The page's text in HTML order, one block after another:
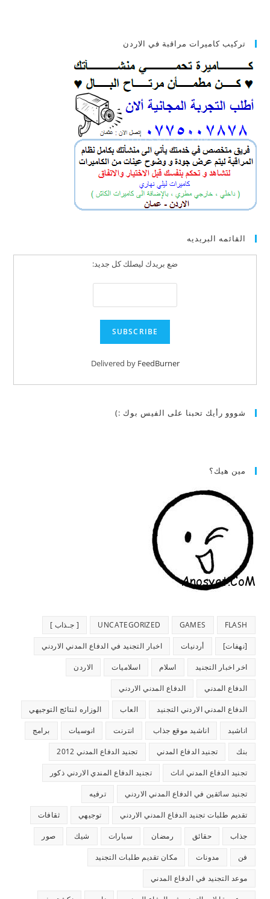
تركيب كاميرات مراقبة في الاردن
القائمه البريديه
ضع بريدك ليصلك كل جديد:
Delivered by FeedBurner
شووو رأيك تحبنا على الفيس بوك :)
مين هيك؟
FLASH
GAMES
UNCATEGORIZED [ جـذاب ]
[نهفات] أردنيات اخبار التجنيد في الدفاع المدني الاردني
اخر اخبار التجنيد اسلام اسلاميات الاردن
الدفاع المدني الدفاع المدني الاردني
الدفاع المدني الاردني التجنيد العاب الوزاره لنتائج التوجيهي
اناشيد اناشيد موقع جذاب انترنت انوسيات برامج
بنك تجنيد الدفاع المدني تجنيد الدفاع المدني 2012
تجنيد الدفاع المدني اناث تجنيد الدفاع المندي الاردني ذكور
تجنيد سائقين في الدفاع المدني الاردني ترفيه
تقديم طلبات تجنيد الدفاع المدني الاردني توجيهي ثقافات
جذاب حقائق رمضان سيارات شيك صور
فن مدونات مكان تقديم طلبات التجنيد
موعد التجنيد في الدفاع المدني